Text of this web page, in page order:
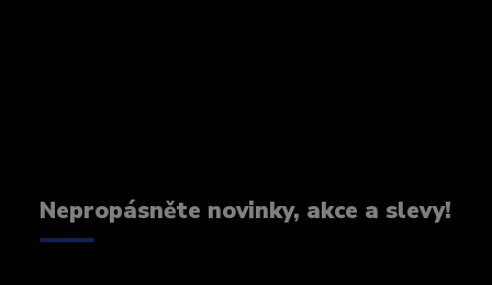
Nepropásněte novinky, akce a slevy!